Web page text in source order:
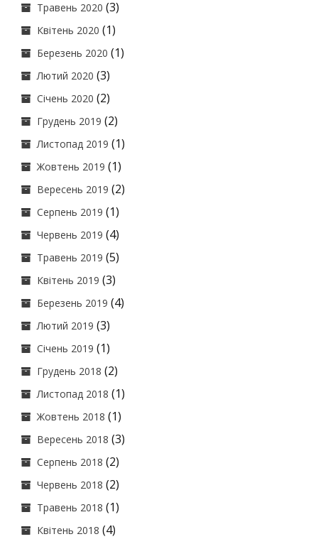
Травень 2020 (3)
Квітень 2020 (1)
Березень 2020 (1)
Лютий 2020 (3)
Січень 2020 (2)
Грудень 2019 (2)
Листопад 2019 (1)
Жовтень 2019 (1)
Вересень 2019 (2)
Серпень 2019 (1)
Червень 2019 (4)
Травень 2019 (5)
Квітень 2019 (3)
Березень 2019 (4)
Лютий 2019 (3)
Січень 2019 (1)
Грудень 2018 (2)
Листопад 2018 (1)
Жовтень 2018 (1)
Вересень 2018 (3)
Серпень 2018 (2)
Червень 2018 (2)
Травень 2018 (1)
Квітень 2018 (4)